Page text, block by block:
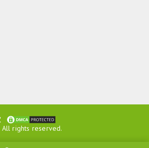
rights reserved.